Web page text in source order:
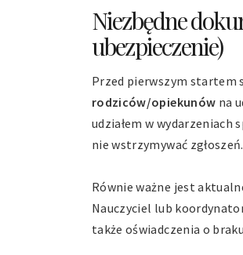
Niezbędne
ubezpieczenie)
Przed pierwszym startem
rodziców/opiekunów na
udziałem w
nie wstrzymywać zgłoszeń.
Równie ważne jest
Nauczyciel lub
także oświadczenia o